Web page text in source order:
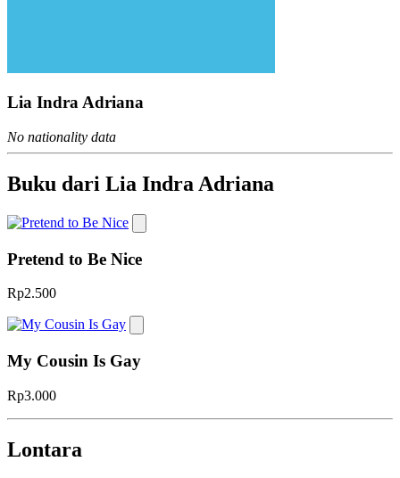
Lia Indra Adriana
No nationality data
Buku dari Lia Indra Adriana
Pretend to Be Nice
Rp2.500
My Cousin Is Gay
Rp3.000
Lontara